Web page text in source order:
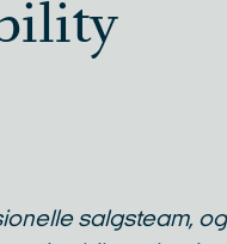
salgsteam,